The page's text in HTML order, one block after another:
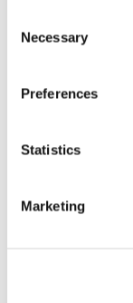
Selection
Necessary
Preferences
Statistics
Marketing